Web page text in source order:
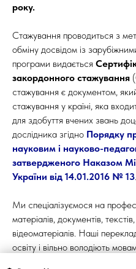
року.
Стажування проводиться з
обміну досвідом із
програми видається
закордонного стажування
стажування є документом,
стажування у країні, яка
для здобуття вчених звань
дослідника згідно Порядку
науковим і науково-
затвердженого Наказом
України від 14.01.2016 № 13.
Ми спеціалізуємося на
матеріалів, документів,
відеоматеріалів. Наші
освіту і вільно володіють